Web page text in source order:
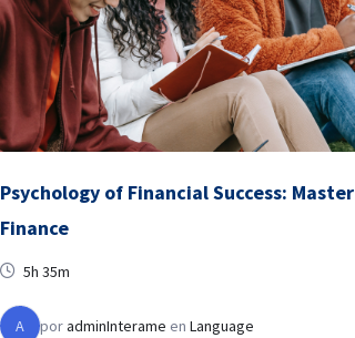
Psychology of Financial Success: Master
Finance
5h 35m
A poradminInterame enLanguage